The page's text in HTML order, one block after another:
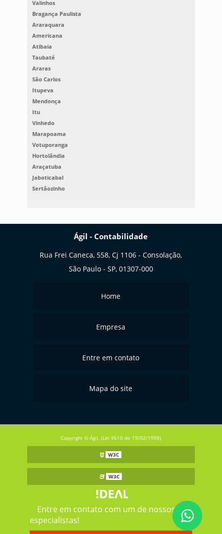
Entre em contato com um de nossos
especialistas!
Valinhos
Bragança Paulista
Araraquara
Americana
Atibaia
Taubaté
Araras
São Carlos
Itupeva
Mendonça
Itu
Vinhedo
Marapoama
Votuporanga
Hortolândia
Araçatuba
Jaboticabal
Sertãozinho
Ágil - Contabilidade
Rua Frei Caneca, 558, Cj 1106 - Consolação,
São Paulo - SP, 01307-000
Home
Empresa
Entre em contato
Mapa do site
Copyright © Ágil. (Lei 9610 de 19/02/1998)
W3C
W3C